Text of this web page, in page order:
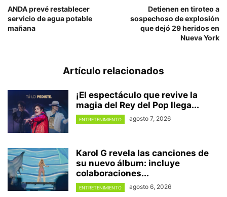
ANDA prevé restablecer
servicio de agua potable
mañana
Detienen en tiroteo a
sospechoso de explosión
que dejó 29 heridos en
Nueva York
Artículo relacionados
¡El espectáculo que revive la
magia del Rey del Pop llega...
ENTRETENIMIENTO agosto 7, 2026
Karol G revela las canciones de
su nuevo álbum: incluye
colaboraciones...
ENTRETENIMIENTO agosto 6, 2026